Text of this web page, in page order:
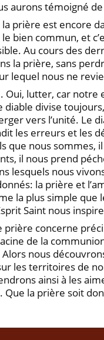
aurons témoigné
prière est encore
bien commun, et
Au cours des
la prière, sans
lequel nous ne
Oui, lutter, car notre
diable divise
vers l’unité. Le
les erreurs et les
que nous sommes,
il nous prend
lesquels nous
la prière et
la plus simple
Saint nous
concerne
de la
nous
les territoires de
ainsi à les
Que la prière soit